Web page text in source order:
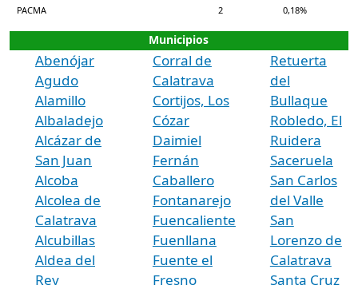
PACMA 2 0,18%
Municipios
Abenójar
Agudo
Alamillo
Albaladejo
Alcázar de
San Juan
Alcoba
Alcolea de
Calatrava
Alcubillas
Aldea del
Rey
Corral de
Calatrava
Cortijos, Los
Cózar
Daimiel
Fernán
Caballero
Fontanarejo
Fuencaliente
Fuenllana
Fuente el
Fresno
Retuerta
del
Bullaque
Robledo, El
Ruidera
Saceruela
San Carlos
del Valle
San
Lorenzo de
Calatrava
Santa Cruz